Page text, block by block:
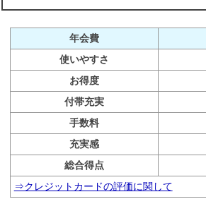
年会費
使いやすさ
お得度
付帯充実
手数料
充実感
総合得点
⇒クレジットカードの評価に関して